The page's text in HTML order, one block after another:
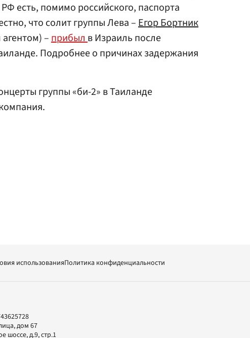
есть, помимо российского, паспорта
что солит группы Лева –Егор Бортник
–прибылв Израиль после
Подробнее о причинах задержания
группы «би-2» в Таиланде
использованияПолитика конфиденциальности
дом 67
шоссе, д.9, стр.1